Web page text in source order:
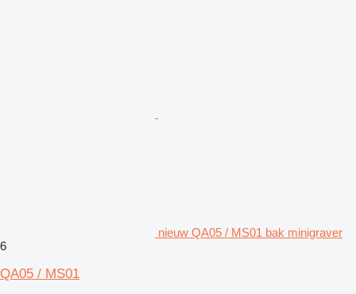
nieuw QA05 / MS01 bak minigraver
6
QA05 / MS01